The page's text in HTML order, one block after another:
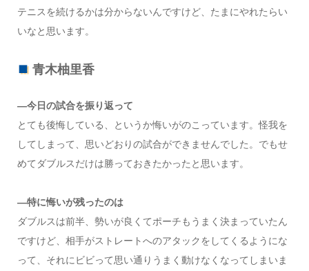
テニスを続けるかは分からないんですけど、たまにやれたらい
いなと思います。
青木柚里香
―今日の試合を振り返って
とても後悔している、というか悔いがのこっています。怪我を
してしまって、思いどおりの試合ができませんでした。でもせ
めてダブルスだけは勝っておきたかったと思います。
―特に悔いが残ったのは
ダブルスは前半、勢いが良くてポーチもうまく決まっていたん
ですけど、相手がストレートへのアタックをしてくるようにな
って、それにビビって思い通りうまく動けなくなってしまいま